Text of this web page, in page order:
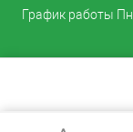
График работы